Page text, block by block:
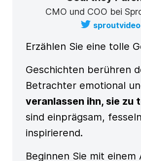
CMO und COO bei
sproutvideo
Erzählen Sie eine tolle
Geschichten berühren
Betrachter emotional
veranlassen ihn, sie zu
sind einprägsam,
inspirierend.
Beginnen Sie mit einem